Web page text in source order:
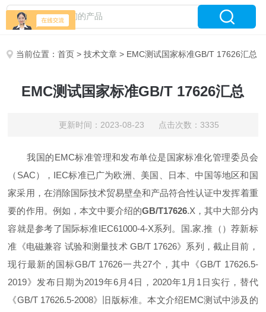
当前位置：首页 >技术文章 > EMC测试国家标准GB/T 17626汇总
EMC测试国家标准GB/T 17626汇总
更新时间：2023-08-23 点击次数：3335
我国的EMC标准管理和发布单位是国家标准化管理委员会
（SAC），IEC标准已广为欧洲、美国、日本、中国等地区和国
家采用，在消除国际技术贸易壁垒和产品符合性认证中发挥着重
要的作用。例如，本文中要介绍的GB/T17626.X，其中大部分内
容就是参考了国际标准IEC61000-4-X系列。国.家.推（）荐新标
准《电磁兼容 试验和测量技术 GB/T 17626》系列，截止目前，
现行最新的国标GB/T 17626一共27个，其中《GB/T 17626.5-
2019》发布日期为2019年6月4日，2020年1月1日实行，替代
《GB/T 17626.5-2008》旧版标准。本文介绍EMC测试中涉及的